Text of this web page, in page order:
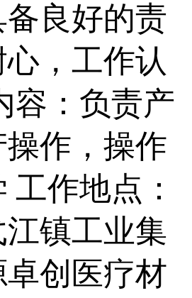
良好的责
，工作认
容：负责产
作，操作
工作地点：
镇工业集
创医疗材